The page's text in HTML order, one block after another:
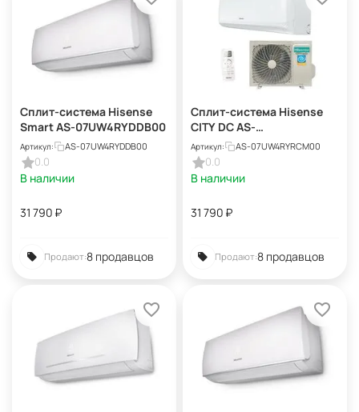
Сплит-система Hisense
Smart AS-07UW4RYDDB00
Артикул: AS-07UW4RYDDB00
0.0
В наличии
31 790 ₽
Продают:8 продавцов
Сплит-система Hisense
CITY DC AS-
07UW4RYRCM00
Артикул: AS-07UW4RYRCM00
0.0
В наличии
31 790 ₽
Продают:8 продавцов